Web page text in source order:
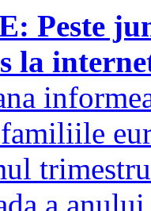
Peste
la